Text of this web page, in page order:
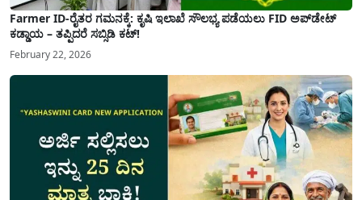
Farmer ID-ರೈತರ ಗಮನಕ್ಕೆ: ಕೃಷಿ ಇಲಾಖೆ ಸೌಲಭ್ಯ ಪಡೆಯಲು FID ಅಪ್‌ಡೇಟ್
ಕಡ್ಡಾಯ – ತಪ್ಪಿದರೆ ಸಬ್ಸಿಡಿ ಕಟ್!
February 22, 2026